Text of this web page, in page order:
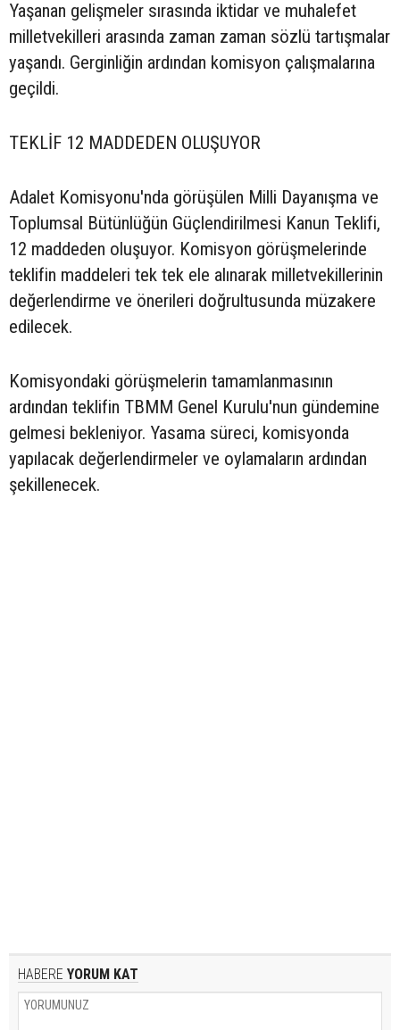
Yaşanan gelişmeler sırasında iktidar ve muhalefet
milletvekilleri arasında zaman zaman sözlü tartışmalar
yaşandı. Gerginliğin ardından komisyon çalışmalarına
geçildi.
TEKLİF 12 MADDEDEN OLUŞUYOR
Adalet Komisyonu'nda görüşülen Milli Dayanışma ve
Toplumsal Bütünlüğün Güçlendirilmesi Kanun Teklifi,
12 maddeden oluşuyor. Komisyon görüşmelerinde
teklifin maddeleri tek tek ele alınarak milletvekillerinin
değerlendirme ve önerileri doğrultusunda müzakere
edilecek.
Komisyondaki görüşmelerin tamamlanmasının
ardından teklifin TBMM Genel Kurulu'nun gündemine
gelmesi bekleniyor. Yasama süreci, komisyonda
yapılacak değerlendirmeler ve oylamaların ardından
şekillenecek.
HABERE YORUM KAT